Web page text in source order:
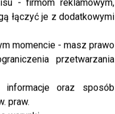
łączyć je z dodatkowymi
momencie - masz prawo
przetwarzania
informacje oraz sposób
praw.